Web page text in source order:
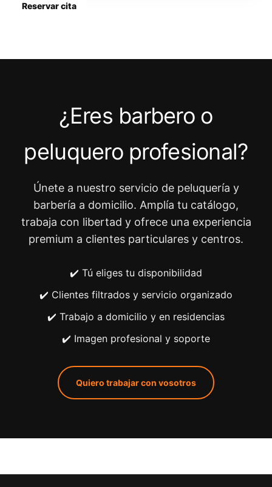
Reservar cita
¿Eres barbero o
peluquero profesional?
Únete a nuestro servicio de peluquería y
barbería a domicilio. Amplía tu catálogo,
trabaja con libertad y ofrece una experiencia
premium a clientes particulares y centros.
✔️ Tú eliges tu disponibilidad
✔️ Clientes filtrados y servicio organizado
✔️ Trabajo a domicilio y en residencias
✔️ Imagen profesional y soporte
Quiero trabajar con vosotros